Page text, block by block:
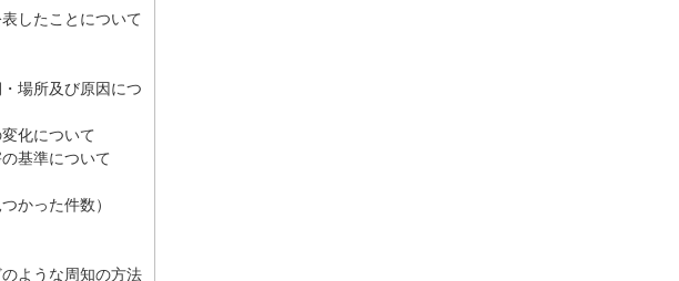
したことについて
場所及び原因につ
化について
基準について
かった件数）
ような周知の方法